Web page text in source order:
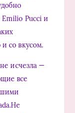
Pucci и
со вкусом.
исчезла —
все